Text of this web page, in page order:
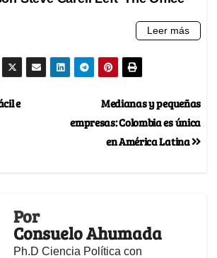
Medianas y pequeñas
empresas: Colombia es única
en América Latina
e
Por
Consuelo Ahumada
Ph.D Ciencia Política con